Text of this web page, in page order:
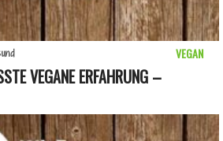
VEGANE ERFAHRUNG –
VEGAN